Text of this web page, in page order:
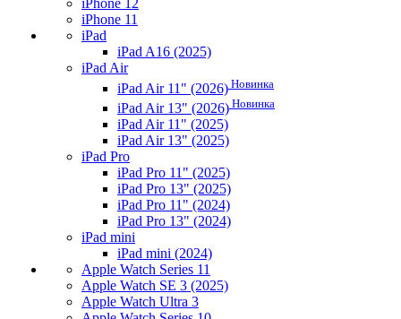
iPhone 12
iPhone 11
iPad
iPad A16 (2025)
iPad Air
iPad Air 11" (2026) Новинка
iPad Air 13" (2026) Новинка
iPad Air 11" (2025)
iPad Air 13" (2025)
iPad Pro
iPad Pro 11" (2025)
iPad Pro 13" (2025)
iPad Pro 11" (2024)
iPad Pro 13" (2024)
iPad mini
iPad mini (2024)
Apple Watch Series 11
Apple Watch SE 3 (2025)
Apple Watch Ultra 3